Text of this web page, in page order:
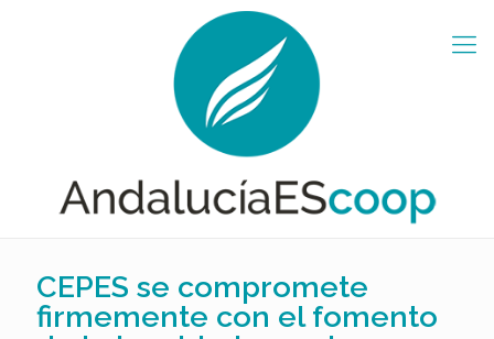
CEPES se compromete
firmemente con el fomento